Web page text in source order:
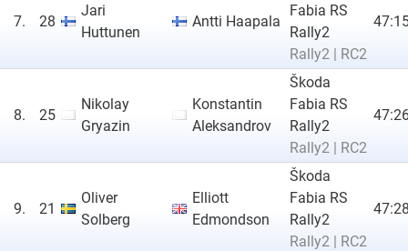
7. 28
Jari
Huttunen
Antti Haapala
Fabia RS
Rally2
Rally2 | RC2
8. 25
Nikolay
Gryazin
Konstantin
Aleksandrov
Škoda
Fabia RS
Rally2
Rally2 | RC2
9. 21
Oliver
Solberg
Elliott
Edmondson
Škoda
Fabia RS
Rally2
Rally2 | RC2